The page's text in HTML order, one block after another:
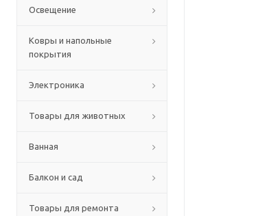
Освещение
Ковры и напольные
покрытия
Электроника
Товары для животных
Ванная
Балкон и сад
Товары для ремонта